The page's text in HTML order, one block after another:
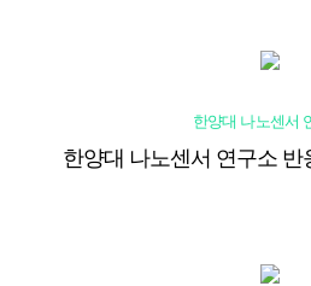
한양대 나노센서
한양대 나노센서 연구소